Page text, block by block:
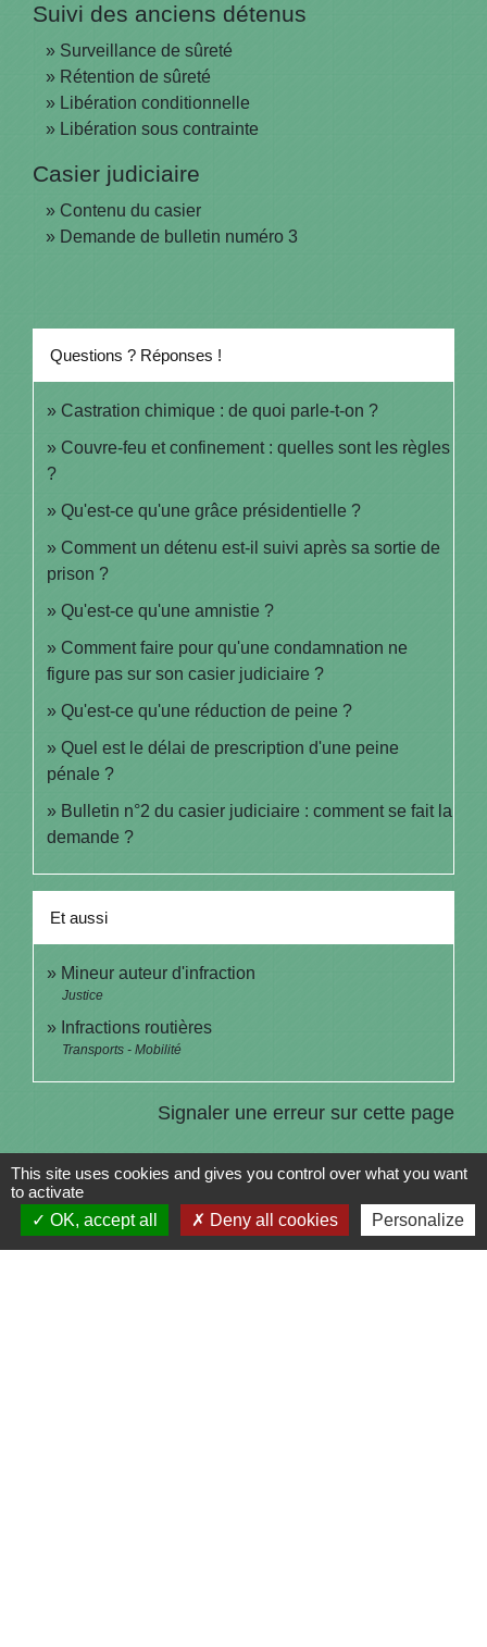
Suivi des anciens détenus
Surveillance de sûreté
Rétention de sûreté
Libération conditionnelle
Libération sous contrainte
Casier judiciaire
Contenu du casier
Demande de bulletin numéro 3
Questions ? Réponses !
Castration chimique : de quoi parle-t-on ?
Couvre-feu et confinement : quelles sont les règles
?
Qu'est-ce qu'une grâce présidentielle ?
Comment un détenu est-il suivi après sa sortie de
prison ?
Qu'est-ce qu'une amnistie ?
Comment faire pour qu'une condamnation ne
figure pas sur son casier judiciaire ?
Qu'est-ce qu'une réduction de peine ?
Quel est le délai de prescription d'une peine
pénale ?
Bulletin n°2 du casier judiciaire : comment se fait la
demande ?
Et aussi
Mineur auteur d'infraction
Justice
Infractions routières
Transports - Mobilité
Signaler une erreur sur cette page
Contacts
This site uses cookies and gives you control over what you want
to activate
OK, accept all
Deny all cookies Personalize